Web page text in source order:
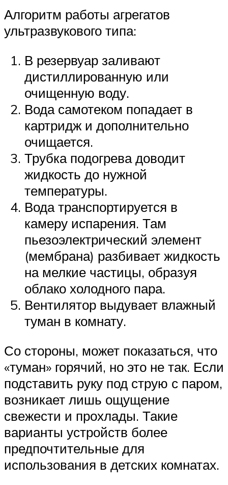
Алгоритм работы агрегатов
ультразвукового типа:
В резервуар заливают
дистиллированную или
очищенную воду.
Вода самотеком попадает в
картридж и дополнительно
очищается.
Трубка подогрева доводит
жидкость до нужной
температуры.
Вода транспортируется в
камеру испарения. Там
пьезоэлектрический элемент
(мембрана) разбивает жидкость
на мелкие частицы, образуя
облако холодного пара.
Вентилятор выдувает влажный
туман в комнату.
Со стороны, может показаться, что
«туман» горячий, но это не так. Если
подставить руку под струю с паром,
возникает лишь ощущение
свежести и прохлады. Такие
варианты устройств более
предпочтительные для
использования в детских комнатах.